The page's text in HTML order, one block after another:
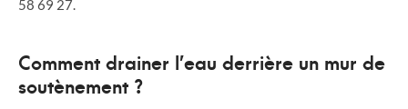
58 69 27.
Comment drainer l’eau derrière un mur de
soutènement ?